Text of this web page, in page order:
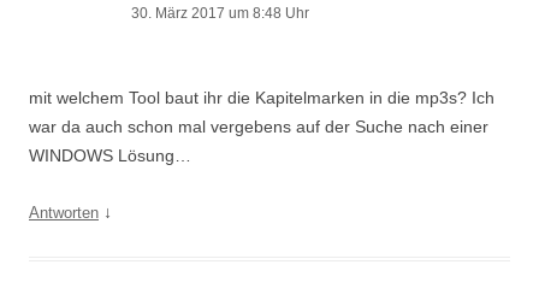
30. März 2017 um 8:48 Uhr
mit welchem Tool baut ihr die Kapitelmarken in die mp3s? Ich
war da auch schon mal vergebens auf der Suche nach einer
WINDOWS Lösung…
Antworten ↓